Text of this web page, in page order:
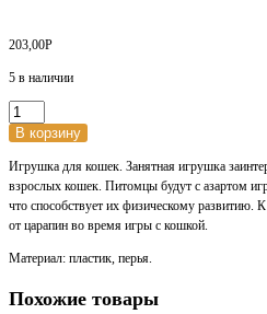
203,00Р
5 в наличии
Количество
товара
Дразнилка
красная
с
пером
В корзину
Игрушка для кошек. Занятная игрушка
взрослых кошек. Питомцы будут с азартом
что способствует их физическому развитию.
от царапин во время игры с кошкой.
Материал: пластик, перья.
Похожие товары